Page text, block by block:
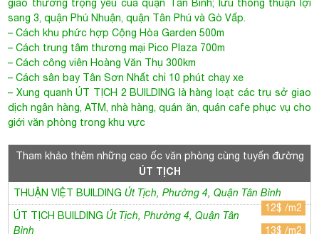
sang 3, quận Phú Nhuận, quận Tân Phú và Gò Vấp.
– Cách khu phức hợp Cộng Hòa Garden 500m
– Cách trung tâm thương mại Pico Plaza 700m
– Cách công viên Hoàng Văn Thụ 300km
– Cách sân bay Tân Sơn Nhất chỉ 10 phút chạy xe
– Xung quanhÚT TỊCH 2 BUILDING là hàng loạt các trụ sở giao
dịch ngân hàng, ATM, nhà hàng, quán ăn, quán cafe phục vụ cho
giới văn phòng trong khu vực
Tham khảo thêm những cao ốc văn phòng cùng tuyến đường
ÚT TỊCH
THUẬN VIỆT BUILDING Út Tịch, Phường 4, Quận Tân Bình
12$ /m2
ÚT TỊCH BUILDING Út Tịch, Phường 4, Quận Tân
Bình
13$ /m2